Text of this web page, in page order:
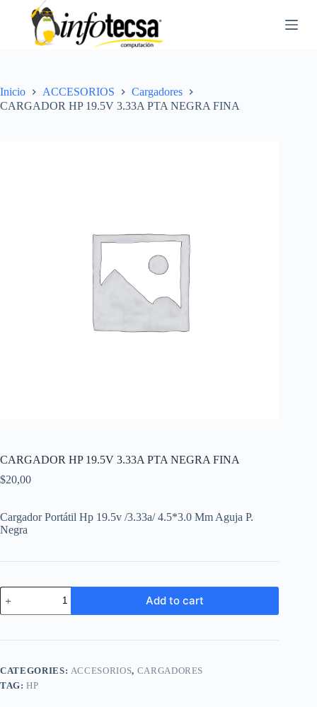
a
l
Inicio ACCESORIOS
Cargadores
CARGADOR HP 19.5V 3.33A PTA NEGRA FINA
CARGADOR HP 19.5V 3.33A PTA NEGRA FINA
$20,00
Cargador Portátil Hp 19.5v /3.33a/ 4.5*3.0 Mm Aguja P.
Negra
CARGADOR
HP
19.5V
PTA
quantity
Add to cart
CATEGORIES: ACCESORIOS, CARGADORES
TAG:HP